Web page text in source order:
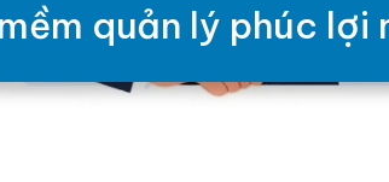
quản lý phúc lợi